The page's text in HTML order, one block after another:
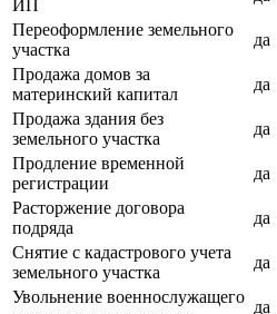
ИП
Переоформление земельного
участка
да
Продажа домов за
материнский капитал
да
Продажа здания без
земельного участка
да
Продление временной
регистрации
да
Расторжение договора
подряда
да
Снятие с кадастрового учета
земельного участка
да
Увольнение военнослужащего
да